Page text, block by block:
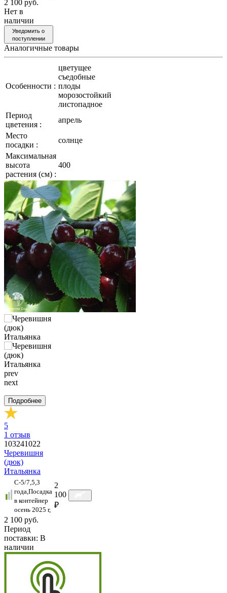
2 100 руб.
Нет в
наличии
Уведомить о
поступлении
Аналогичные товары
Особенности :
цветущее
съедобные
плоды
морозостойкий
листопадное
Период
цветения :
апрель
Место
посадки :
солнце
Максимальная
высота
растения (см) :
400
prev
next
Подробнее
5
1 отзыв
103241022
Черевишня
(дюк)
Итальянка
C-5/7,5,3
года,Посадка
в контейнер
осень 2025 г,
2
100
₽
2 100 руб.
Период
поставки: В
наличии